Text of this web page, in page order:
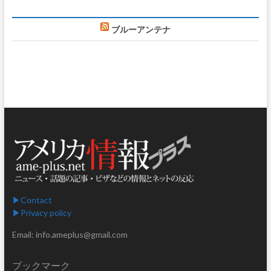
ブルーアンテナ
▶︎Contact
▶︎Privacy policy
Email: info.ameplus@gmail.com
ブックマーク